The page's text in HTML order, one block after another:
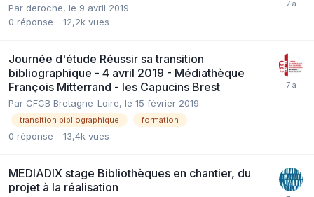
Par deroche, le 9 avril 2019
0 réponse 12,2k vues
Journée d'étude Réussir sa transition
bibliographique - 4 avril 2019 - Médiathèque
François Mitterrand - les Capucins Brest
Par CFCB Bretagne-Loire, le 15 février 2019
transition bibliographique formation
0 réponse 13,4k vues
MEDIADIX stage Bibliothèques en chantier, du
projet à la réalisation